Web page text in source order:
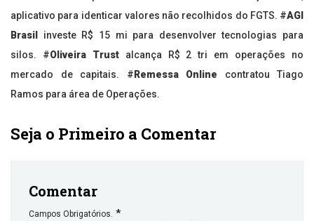
aplicativo para identicar valores não recolhidos do FGTS. #AGI
Brasil
investe R$ 15 mi para desenvolver tecnologias para
silos. #Oliveira Trustalcança R$ 2 tri em operações no
mercado de capitais. # Remessa Online contratou Tiago
Ramos para área de Operações.
Seja o Primeiro a Comentar
Comentar
Campos Obrigatórios. *